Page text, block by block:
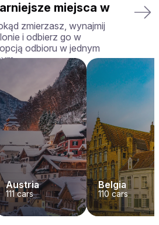
miejsca w
zmierzasz, wynajmij
i odbierz go w
odbioru w jednym
Austria
111cars
Belgia
110 cars